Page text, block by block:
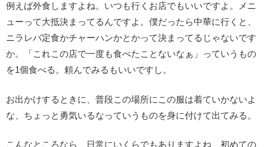
例えば外食しますよね。いつも行くお店でもいいですよ。メニ
ューって大抵決まってるんですよ。僕だったら中華に行くと、
ニラレバ定食かチャーハンかとかって決まってるじゃないです
か。「これこの店で一度も食べたことないなぁ」っていうもの
を1個食べる。頼んでみるもいいですし。
お出かけするときに、普段この場所にこの服は着ていかないよ
な、ちょっと勇気いるなっていうものを身に付けて出てみる。
こんなところなら、日常にいくらでもありますよね、初めての